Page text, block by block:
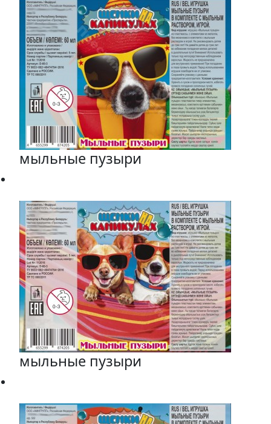
мыльные пузыри
мыльные пузыри